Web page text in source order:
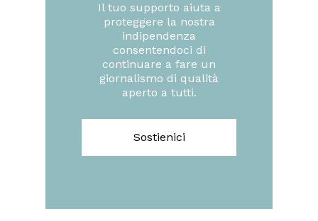
Il tuo supporto aiuta a
proteggere la nostra
indipendenza
consentendoci di
continuare a fare un
giornalismo di qualità
aperto a tutti.
Sostienici